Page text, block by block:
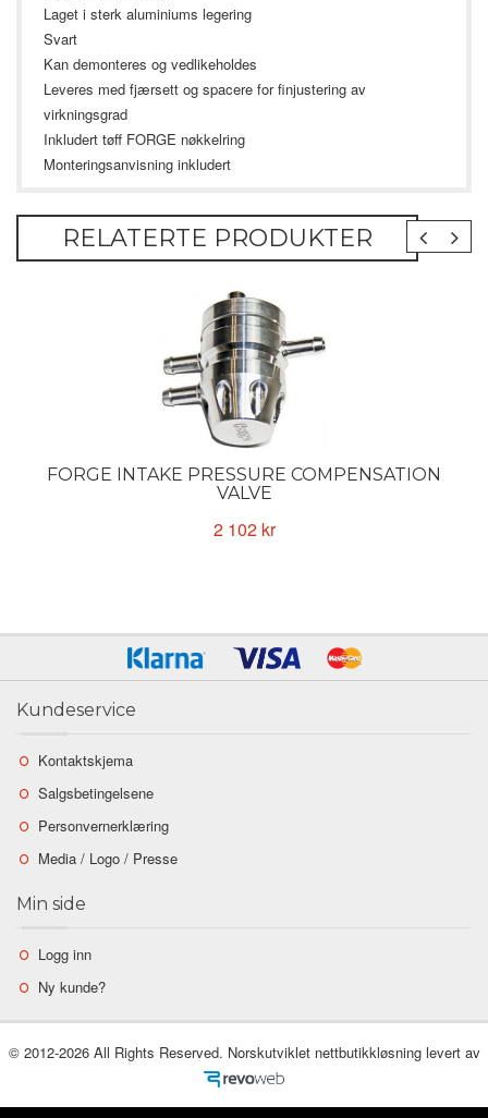
Laget i sterk aluminiums legering
Svart
Kan demonteres og vedlikeholdes
Leveres med fjærsett og spacere for finjustering av
virkningsgrad
Inkludert tøff FORGE nøkkelring
Monteringsanvisning inkludert
RELATERTE PRODUKTER
FORGE INTAKE PRESSURE COMPENSATION
VALVE
2 102 kr
Kundeservice
Kontaktskjema
Salgsbetingelsene
Personvernerklæring
Media / Logo / Presse
Min side
Logg inn
Ny kunde?
© 2012-2026 All Rights Reserved. Norskutviklet nettbutikkløsning levert av